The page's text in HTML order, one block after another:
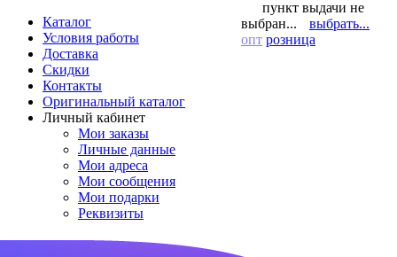
Каталог
Условия работы
Доставка
Скидки
Контакты
Оригинальный каталог
Личный кабинет
Мои заказы
Личные данные
Мои адреса
Мои сообщения
Мои подарки
Реквизиты
пункт выдачи не
выбран...
выбрать...
опт розница